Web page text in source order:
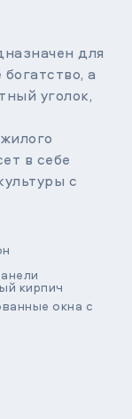
для
а
уголок,
в себе
с
кирпич
окна с